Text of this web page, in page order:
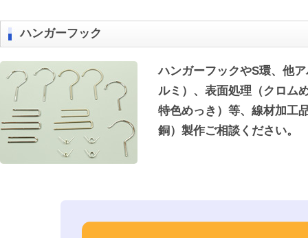
ハンガーフック
ハンガーフックやS環、他
ルミ）、表面処理（クロム
特色めっき）等、線材加工
銅）製作ご相談ください。